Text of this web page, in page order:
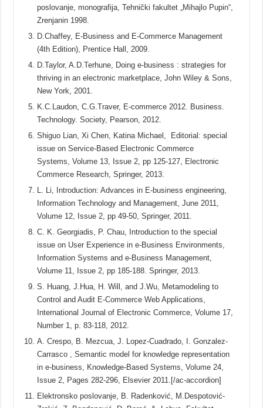
poslovanje, monografija, Tehnički fakultet „Mihajlo Pupin“,
Zrenjanin 1998.
D.Chaffey, E-Business and E-Commerce Management
(4th Edition), Prentice Hall, 2009.
D.Taylor, A.D.Terhune, Doing e-business : strategies for
thriving in an electronic marketplace, John Wiley & Sons,
New York, 2001.
K.C.Laudon, C.G.Traver, E-commerce 2012. Business.
Technology. Society, Pearson, 2012.
Shiguo Lian, Xi Chen, Katina Michael, Editorial: special
issue on Service-Based Electronic Commerce
Systems, Volume 13, Issue 2, pp 125-127, Electronic
Commerce Research, Springer, 2013.
L. Li, Introduction: Advances in E-business engineering,
Information Technology and Management, June 2011,
Volume 12, Issue 2, pp 49-50, Springer, 2011.
C. K. Georgiadis, P. Chau, Introduction to the special
issue on User Experience in e-Business Environments,
Information Systems and e-Business Management,
Volume 11, Issue 2, pp 185-188. Springer, 2013.
S. Huang, J.Hua, H. Will, and J.Wu, Metamodeling to
Control and Audit E-Commerce Web Applications,
International Journal of Electronic Commerce, Volume 17,
Number 1, p. 83-118, 2012.
A. Crespo, B. Mezcua, J. Lopez-Cuadrado, I. Gonzalez-
Carrasco , Semantic model for knowledge representation
in e-business, Knowledge-Based Systems, Volume 24,
Issue 2, Pages 282-296, Elsevier 2011.[/ac-accordion]
Elektronsko poslovanje, B. Radenković, M.Despotović-